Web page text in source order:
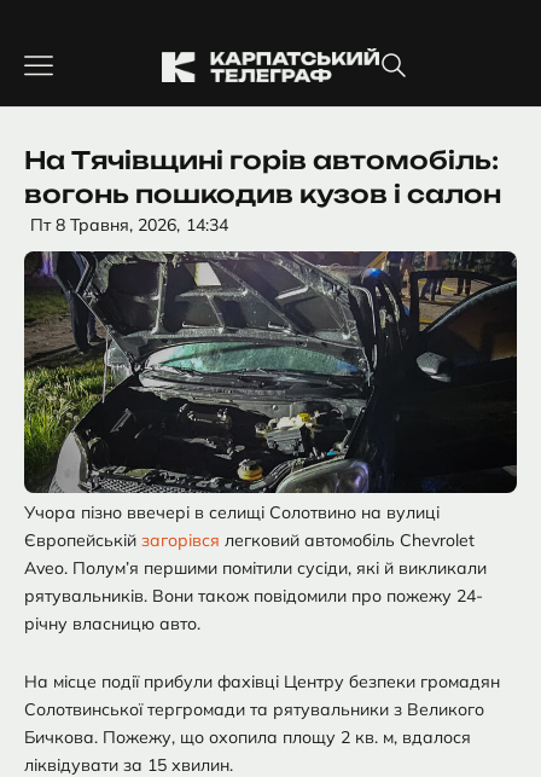
вмісту
На Тячівщині горів автомобіль:
вогонь пошкодив кузов і салон
Пт 8 Травня, 2026, 14:34
Учора пізно ввечері в селищі Солотвино на вулиці
Європейській загорівся легковий автомобіль Chevrolet
Aveo. Полум’я першими помітили сусіди, які й викликали
рятувальників. Вони також повідомили про пожежу 24-
річну власницю авто.
На місце події прибули фахівці Центру безпеки громадян
Солотвинської тергромади та рятувальники з Великого
Бичкова. Пожежу, що охопила площу 2 кв. м, вдалося
ліквідувати за 15 хвилин.